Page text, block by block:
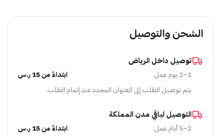
الشحن والتوصيل
توصيل داخل الرياض
1–2 يوم عمل
ابتداءً من 15 ر.س
يتم توصيل الطلب إلى العنوان المحدد عند إتمام الطلب.
التوصيل لباقي مدن المملكة
2–5 أيام عمل
ابتداءً من 15 ر.س